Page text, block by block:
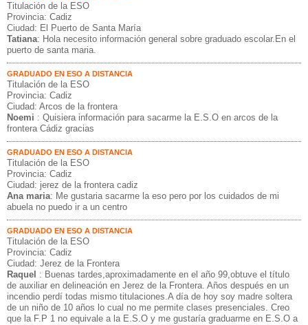
Titulación de la ESO
Provincia: Cadiz
Ciudad: El Puerto de Santa María
Tatiana: Hola necesito información general sobre graduado escolar.En el
puerto de santa maria.
GRADUADO EN ESO A DISTANCIA
Titulación de la ESO
Provincia: Cadiz
Ciudad: Arcos de la frontera
Noemi : Quisiera información para sacarme la E.S.O en arcos de la
frontera Cádiz gracias
GRADUADO EN ESO A DISTANCIA
Titulación de la ESO
Provincia: Cadiz
Ciudad: jerez de la frontera cadiz
Ana maria: Me gustaria sacarme la eso pero por los cuidados de mi
abuela no puedo ir a un centro
GRADUADO EN ESO A DISTANCIA
Titulación de la ESO
Provincia: Cadiz
Ciudad: Jerez de la Frontera
Raquel : Buenas tardes,aproximadamente en el año 99,obtuve el título
de auxiliar en delineación en Jerez de la Frontera. Años después en un
incendio perdí todas mismo titulaciones.A día de hoy soy madre soltera
de un niño de 10 años lo cual no me permite clases presenciales. Creo
que la F.P 1 no equivale a la E.S.O y me gustaría graduarme en E.S.O a